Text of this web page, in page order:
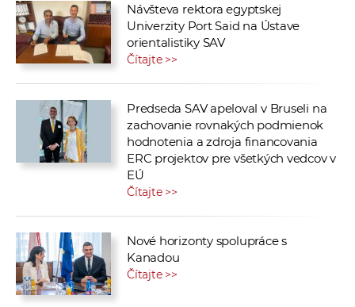
Návšteva rektora egyptskej
Univerzity Port Said na Ústave
orientalistiky SAV
Čítajte >>
Predseda SAV apeloval v Bruseli na
zachovanie rovnakých podmienok
hodnotenia a zdroja financovania
ERC projektov pre všetkých vedcov v
EÚ
Čítajte >>
Nové horizonty spolupráce s
Kanadou
Čítajte >>